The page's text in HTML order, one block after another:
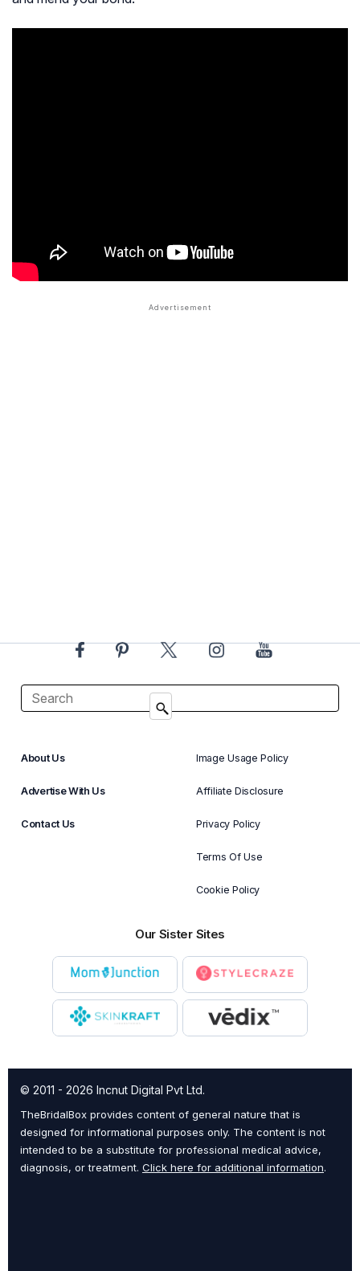
About Us
Advertise With Us
Contact Us
Image Usage Policy
Affiliate Disclosure
Privacy Policy
Terms Of Use
Cookie Policy
Our Sister Sites
© 2011 - 2026 Incnut Digital Pvt Ltd.
TheBridalBox provides content of general nature that is
designed for informational purposes only. The content is not
intended to be a substitute for professional medical advice,
diagnosis, or treatment. Click here for additional information.